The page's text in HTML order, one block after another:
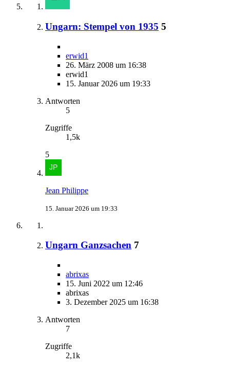
Ungarn: Stempel von 1935 5
erwid1
26. März 2008 um 16:38
erwid1
15. Januar 2026 um 19:33
Antworten
5
Zugriffe
1,5k
5
Jean Philippe
15. Januar 2026 um 19:33
Ungarn Ganzsachen 7
abrixas
15. Juni 2022 um 12:46
abrixas
3. Dezember 2025 um 16:38
Antworten
7
Zugriffe
2,1k